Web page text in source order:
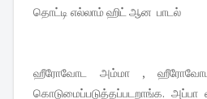
தொட்டி எல்லாம் ஹிட் ஆன பாடல்
ஹீரோவோட அம்மா ,
கொடுமைப்படுத்தப்படறாங்க.